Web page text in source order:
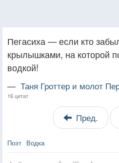
Пегасиха — если кто
крылышками, на которой
водкой!
— Таня Гроттер и молот
16 цитат
Пред.
Поэт Водка